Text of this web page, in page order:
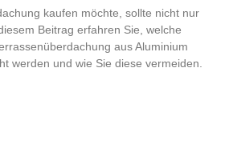
kaufen möchte, sollte nicht nur
Beitrag erfahren Sie, welche
aus Aluminium
werden und wie Sie diese vermeiden.